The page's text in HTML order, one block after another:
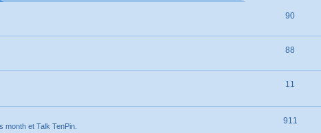
90
88
11
month et Talk TenPin.
911